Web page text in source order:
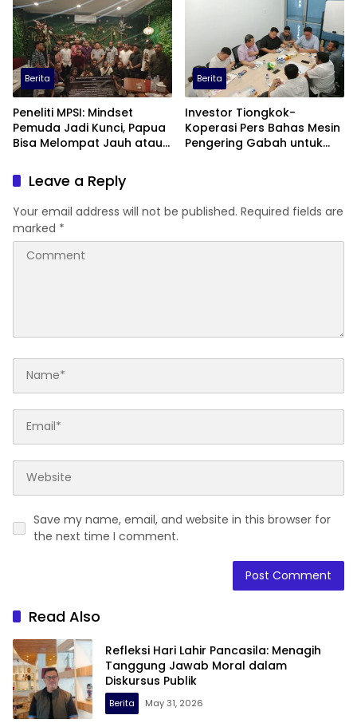
Berita
Peneliti MPSI: Mindset
Pemuda Jadi Kunci, Papua
Bisa Melompat Jauh atau
Berita
Investor Tiongkok-
Koperasi Pers Bahas Mesin
Pengering Gabah untuk
Leave a Reply
Your email address will not be published. Required fields are
marked *
Save my name, email, and website in this browser for
the next time I comment.
Read Also
Refleksi Hari Lahir Pancasila: Menagih
Tanggung Jawab Moral dalam
Diskursus Publik
Berita May 31, 2026